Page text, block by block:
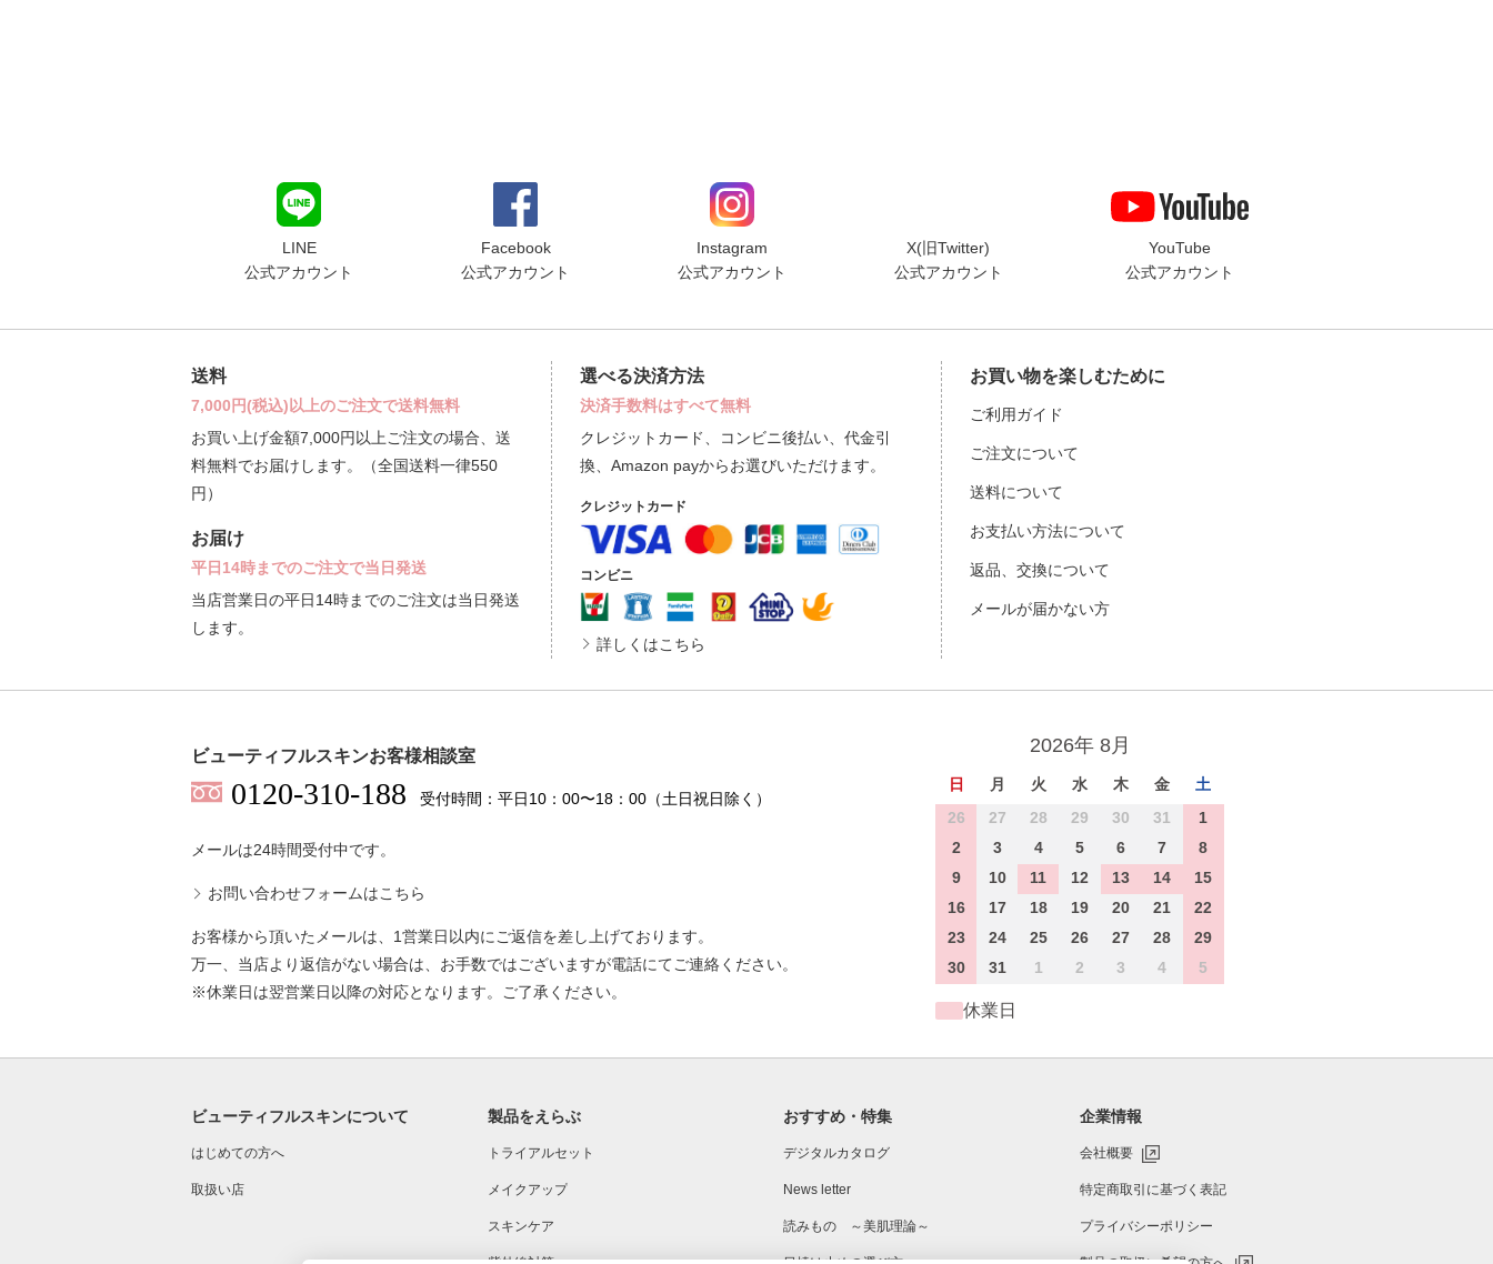
LINE
公式アカウント
Facebook
公式アカウント
Instagram
公式アカウント
X(旧Twitter)
公式アカウント
YouTube
公式アカウント
送料
7,000円(税込)以上のご注文で送料無料
お買い上げ金額7,000円以上ご注文の場合、送
料無料でお届けします。（全国送料一律550
円）
お届け
平日14時までのご注文で当日発送
当店営業日の平日14時までのご注文は当日発送
します。
選べる決済方法
決済手数料はすべて無料
クレジットカード、コンビニ後払い、代金引
換、Amazon payからお選びいただけます。
クレジットカード
コンビニ
詳しくはこちら
お買い物を楽しむために
ご利用ガイド
ご注文について
送料について
お支払い方法について
返品、交換について
メールが届かない方
ビューティフルスキンお客様相談室
0120-310-188 受付時間：平日10：00〜18：00（土日祝日除く）
メールは24時間受付中です。
お問い合わせフォームはこちら
お客様から頂いたメールは、1営業日以内にご返信を差し上げております。
万一、当店より返信がない場合は、お手数ではございますが電話にてご連絡ください。
※休業日は翌営業日以降の対応となります。ご了承ください。
2026年 8月
日 月 火 水 木 金
土
26
27 28 29 30 31
1
2
3 4 5 6 7
8
9
10 11 12 13 14
15
16
17 18 19 20 21
22
23
24 25 26 27 28
29
30
31 1 2 3 4 5
休業日
ビューティフルスキンについて
はじめての方へ
取扱い店
製品をえらぶ
トライアルセット
メイクアップ
スキンケア
おすすめ・特集
デジタルカタログ
News letter
読みもの ～美肌理論～
企業情報
会社概要
特定商取引に基づく表記
プライバシーポリシー